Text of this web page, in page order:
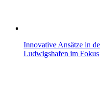
Innovative Ansätze in
Ludwigshafen im Fokus